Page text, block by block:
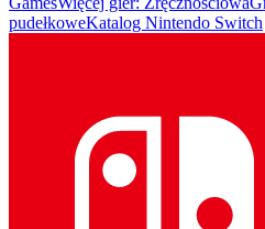
pudełkoweKatalog Nintendo Switch